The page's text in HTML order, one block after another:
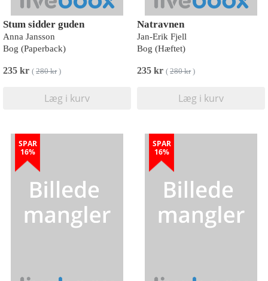
Stum sidder guden
Anna Jansson
Bog (Paperback)
235 kr ( 280 kr)
Læg i kurv
Natravnen
Jan-Erik Fjell
Bog (Hæftet)
235 kr ( 280 kr)
Læg i kurv
SPAR
16%
SPAR
16%